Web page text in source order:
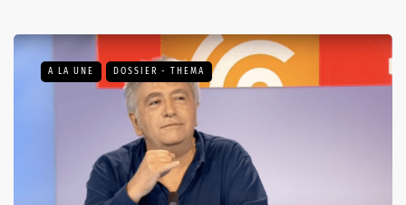
A LA UNE DOSSIER - THEMA